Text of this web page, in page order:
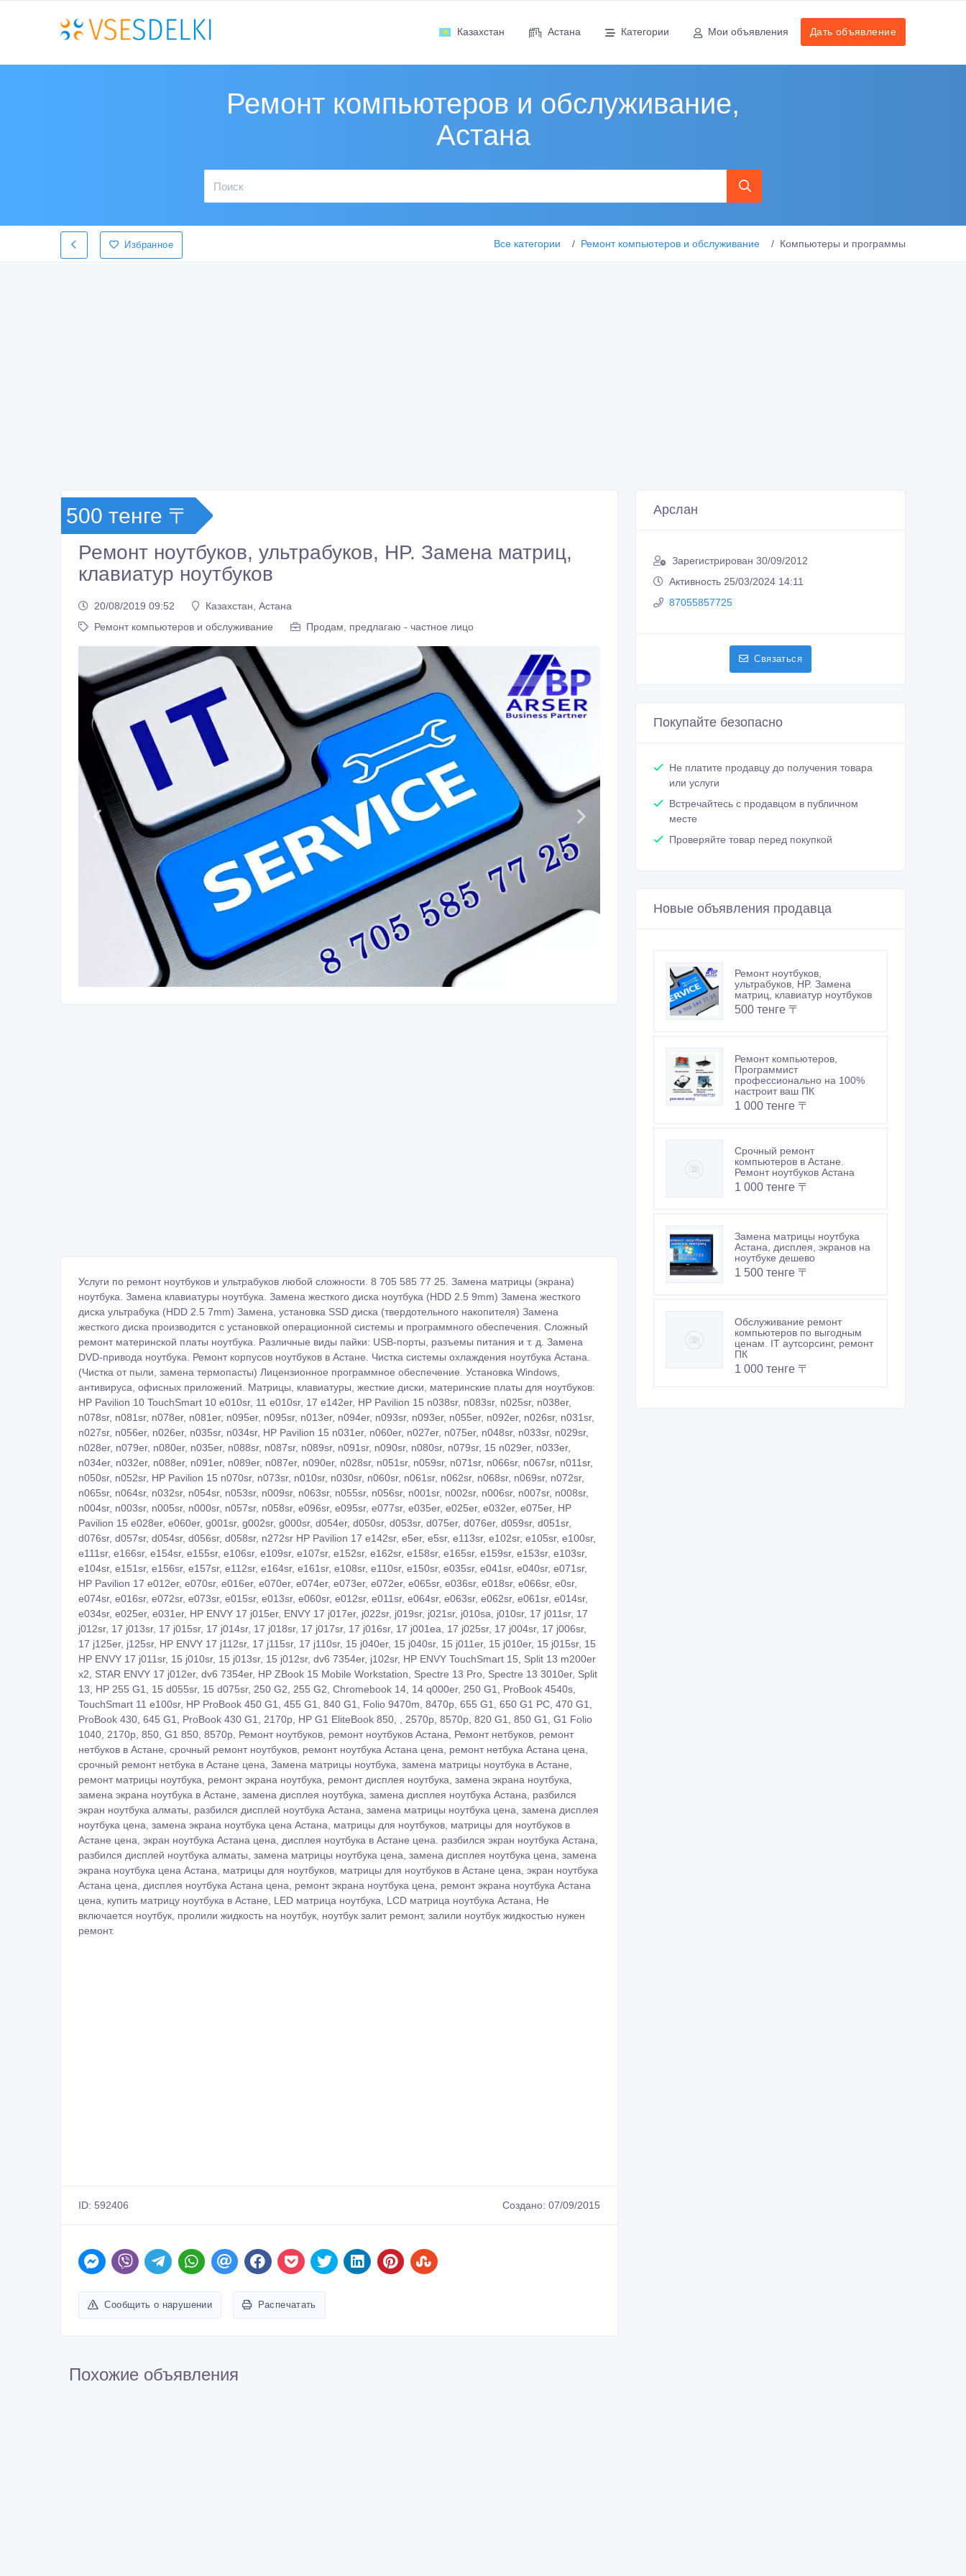
Казахстан Астана Категории Мои объявления Дать объявление
Ремонт компьютеров и обслуживание,
Астана
Избранное Все категории Ремонт компьютеров и обслуживание Компьютеры и программы
500 тенге 〒
Ремонт ноутбуков, ультрабуков, HP. Замена матриц,
клавиатур ноутбуков
20/08/2019 09:52
Казахстан, Астана
Ремонт компьютеров и обслуживание
Продам, предлагаю - частное лицо
Услуги по ремонт ноутбуков и ультрабуков любой сложности. 8 705 585 77 25. Замена матрицы (экрана)
ноутбука. Замена клавиатуры ноутбука. Замена жесткого диска ноутбука (HDD 2.5 9mm) Замена жесткого
диска ультрабука (HDD 2.5 7mm) Замена, установка SSD диска (твердотельного накопителя) Замена
жесткого диска производится с установкой операционной системы и программного обеспечения. Сложный
ремонт материнской платы ноутбука. Различные виды пайки: USB-порты, разъемы питания и т. д. Замена
DVD-привода ноутбука. Ремонт корпусов ноутбуков в Астане. Чистка системы охлаждения ноутбука Астана.
(Чистка от пыли, замена термопасты) Лицензионное программное обеспечение. Установка Windows,
антивируса, офисных приложений. Матрицы, клавиатуры, жесткие диски, материнские платы для ноутбуков:
HP Pavilion 10 TouchSmart 10 e010sr, 11 e010sr, 17 e142er, HP Pavilion 15 n038sr, n083sr, n025sr, n038er,
n078sr, n081sr, n078er, n081er, n095er, n095sr, n013er, n094er, n093sr, n093er, n055er, n092er, n026sr, n031sr,
n027sr, n056er, n026er, n035sr, n034sr, HP Pavilion 15 n031er, n060er, n027er, n075er, n048sr, n033sr, n029sr,
n028er, n079er, n080er, n035er, n088sr, n087sr, n089sr, n091sr, n090sr, n080sr, n079sr, 15 n029er, n033er,
n034er, n032er, n088er, n091er, n089er, n087er, n090er, n028sr, n051sr, n059sr, n071sr, n066sr, n067sr, n011sr,
n050sr, n052sr, HP Pavilion 15 n070sr, n073sr, n010sr, n030sr, n060sr, n061sr, n062sr, n068sr, n069sr, n072sr,
n065sr, n064sr, n032sr, n054sr, n053sr, n009sr, n063sr, n055sr, n056sr, n001sr, n002sr, n006sr, n007sr, n008sr,
n004sr, n003sr, n005sr, n000sr, n057sr, n058sr, e096sr, e095sr, e077sr, e035er, e025er, e032er, e075er, HP
Pavilion 15 e028er, e060er, g001sr, g002sr, g000sr, d054er, d050sr, d053sr, d075er, d076er, d059sr, d051sr,
d076sr, d057sr, d054sr, d056sr, d058sr, n272sr HP Pavilion 17 e142sr, e5er, e5sr, e113sr, e102sr, e105sr, e100sr,
e111sr, e166sr, e154sr, e155sr, e106sr, e109sr, e107sr, e152sr, e162sr, e158sr, e165sr, e159sr, e153sr, e103sr,
e104sr, e151sr, e156sr, e157sr, e112sr, e164sr, e161sr, e108sr, e110sr, e150sr, e035sr, e041sr, e040sr, e071sr,
HP Pavilion 17 e012er, e070sr, e016er, e070er, e074er, e073er, e072er, e065sr, e036sr, e018sr, e066sr, e0sr,
e074sr, e016sr, e072sr, e073sr, e015sr, e013sr, e060sr, e012sr, e011sr, e064sr, e063sr, e062sr, e061sr, e014sr,
e034sr, e025er, e031er, HP ENVY 17 j015er, ENVY 17 j017er, j022sr, j019sr, j021sr, j010sa, j010sr, 17 j011sr, 17
j012sr, 17 j013sr, 17 j015sr, 17 j014sr, 17 j018sr, 17 j017sr, 17 j016sr, 17 j001ea, 17 j025sr, 17 j004sr, 17 j006sr,
17 j125er, j125sr, HP ENVY 17 j112sr, 17 j115sr, 17 j110sr, 15 j040er, 15 j040sr, 15 j011er, 15 j010er, 15 j015sr, 15
HP ENVY 17 j011sr, 15 j010sr, 15 j013sr, 15 j012sr, dv6 7354er, j102sr, HP ENVY TouchSmart 15, Split 13 m200er
x2, STAR ENVY 17 j012er, dv6 7354er, HP ZBook 15 Mobile Workstation, Spectre 13 Pro, Spectre 13 3010er, Split
13, HP 255 G1, 15 d055sr, 15 d075sr, 250 G2, 255 G2, Chromebook 14, 14 q000er, 250 G1, ProBook 4540s,
TouchSmart 11 e100sr, HP ProBook 450 G1, 455 G1, 840 G1, Folio 9470m, 8470p, 655 G1, 650 G1 PC, 470 G1,
ProBook 430, 645 G1, ProBook 430 G1, 2170p, HP G1 EliteBook 850, , 2570p, 8570p, 820 G1, 850 G1, G1 Folio
1040, 2170p, 850, G1 850, 8570p, Ремонт ноутбуков, ремонт ноутбуков Астана, Ремонт нетбуков, ремонт
нетбуков в Астане, срочный ремонт ноутбуков, ремонт ноутбука Астана цена, ремонт нетбука Астана цена,
срочный ремонт нетбука в Астане цена, Замена матрицы ноутбука, замена матрицы ноутбука в Астане,
ремонт матрицы ноутбука, ремонт экрана ноутбука, ремонт дисплея ноутбука, замена экрана ноутбука,
замена экрана ноутбука в Астане, замена дисплея ноутбука, замена дисплея ноутбука Астана, разбился
экран ноутбука алматы, разбился дисплей ноутбука Астана, замена матрицы ноутбука цена, замена дисплея
ноутбука цена, замена экрана ноутбука цена Астана, матрицы для ноутбуков, матрицы для ноутбуков в
Астане цена, экран ноутбука Астана цена, дисплея ноутбука в Астане цена. разбился экран ноутбука Астана,
разбился дисплей ноутбука алматы, замена матрицы ноутбука цена, замена дисплея ноутбука цена, замена
экрана ноутбука цена Астана, матрицы для ноутбуков, матрицы для ноутбуков в Астане цена, экран ноутбука
Астана цена, дисплея ноутбука Астана цена, ремонт экрана ноутбука цена, ремонт экрана ноутбука Астана
цена, купить матрицу ноутбука в Астане, LED матрица ноутбука, LCD матрица ноутбука Астана, Не
включается ноутбук, пролили жидкость на ноутбук, ноутбук залит ремонт, залили ноутбук жидкостью нужен
ремонт.
ID: 592406 Создано: 07/09/2015
Сообщить о нарушении Распечатать
Арслан
Зарегистрирован 30/09/2012
Активность 25/03/2024 14:11
87055857725
Связаться
Покупайте безопасно
Не платите продавцу до получения товара
или услуги
Встречайтесь с продавцом в публичном
месте
Проверяйте товар перед покупкой
Новые объявления продавца
Ремонт ноутбуков,
ультрабуков, HP. Замена
матриц, клавиатур ноутбуков
500 тенге 〒
Ремонт компьютеров,
Программист
профессионально на 100%
настроит ваш ПК
1 000 тенге 〒
Срочный ремонт
компьютеров в Астане.
Ремонт ноутбуков Астана
1 000 тенге 〒
Замена матрицы ноутбука
Астана, дисплея, экранов на
ноутбуке дешево
1 500 тенге 〒
Обслуживание ремонт
компьютеров по выгодным
ценам. IT аутсорсинг, ремонт
ПК
1 000 тенге 〒
Похожие объявления